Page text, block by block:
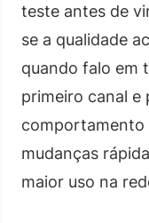
teste antes de
se a qualidade
quando falo em
primeiro canal e
comportamento
mudanças
maior uso na